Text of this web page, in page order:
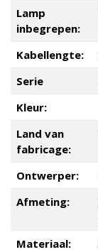
Lamp
inbegrepen:
Kabellengte:
Serie
Kleur:
Land van
fabricage:
Ontwerper:
Afmeting:
Materiaal: